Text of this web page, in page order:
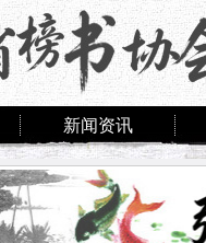
新闻资讯